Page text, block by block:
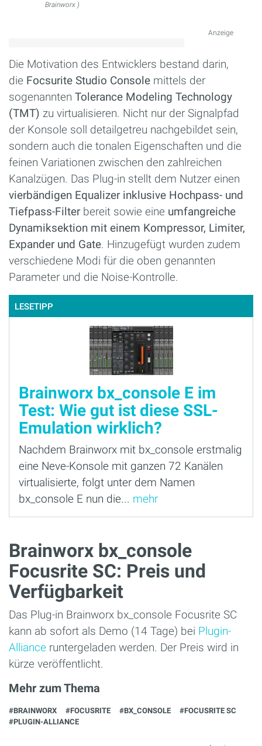
Brainworx )
Anzeige
Die Motivation des Entwicklers bestand darin,
die Focsurite Studio Console mittels der
sogenannten Tolerance Modeling Technology
(TMT) zu virtualisieren. Nicht nur der Signalpfad
der Konsole soll detailgetreu nachgebildet sein,
sondern auch die tonalen Eigenschaften und die
feinen Variationen zwischen den zahlreichen
Kanalzügen. Das Plug-in stellt dem Nutzer einen
vierbändigen Equalizer inklusive Hochpass- und
Tiefpass-Filterbereit sowie eine umfangreiche
Dynamiksektion mit einem Kompressor, Limiter,
Expander und Gate. Hinzugefügt wurden zudem
verschiedene Modi für die oben genannten
Parameter und die Noise-Kontrolle.
LESETIPP
Brainworx bx_console E im
Test: Wie gut ist diese SSL-
Emulation wirklich?
Nachdem Brainworx mit bx_console erstmalig
eine Neve-Konsole mit ganzen 72 Kanälen
virtualisierte, folgt unter dem Namen
bx_console E nun die... mehr
Brainworx bx_console
Focusrite SC: Preis und
Verfügbarkeit
Das Plug-in Brainworx bx_console Focusrite SC
kann ab sofort als Demo (14 Tage) bei Plugin-
Alliance runtergeladen werden. Der Preis wird in
kürze veröffentlicht.
Mehr zum Thema
#BRAINWORX #FOCUSRITE #BX_CONSOLE
#FOCUSRITE SC
#PLUGIN-ALLIANCE